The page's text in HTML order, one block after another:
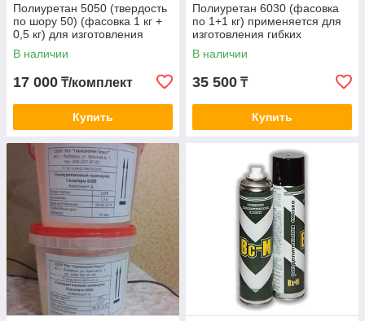
Полиуретан 5050 (твердость
по шору 50) (фасовка 1 кг +
0,5 кг) для изготовления
гибких литьевых форм
Алматы
В наличии
17 000 ₸/комплект
Купить
Полиуретан 6030 (фасовка
по 1+1 кг) применяется для
изготовления гибких
литьевых форм Алматы
В наличии
35 500 ₸
Купить